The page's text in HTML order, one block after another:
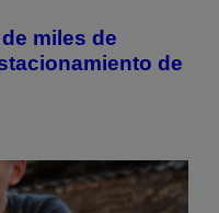
miles de
de